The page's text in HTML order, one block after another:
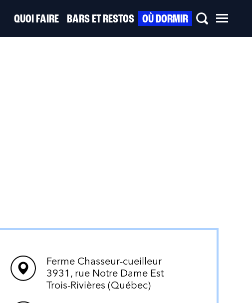
QUOI FAIRE BARS ET RESTOS OÙ DORMIR
Ferme Chasseur-cueilleur
3931, rue Notre Dame Est
Trois-Rivières (Québec)